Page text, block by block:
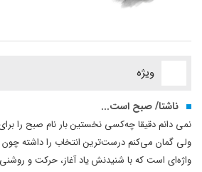
ویژه
ناشتا/ صبح است...
نمی دانم دقیقا چه‌کسی نخستین ‌بار نام صبح را
ولی گمان می‌کنم درست‌ترین انتخاب را داشته
واژه‌ای ا‌ست که با شنیدنش یاد آغاز، حرکت و